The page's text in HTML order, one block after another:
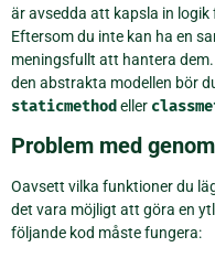
är avsedda att kapsla in
Eftersom du inte kan ha en
meningsfullt att hantera
den abstrakta modellen bör
staticmethod eller
Problem med
Oavsett vilka funktioner du
det vara möjligt att göra en
följande kod måste fungera: